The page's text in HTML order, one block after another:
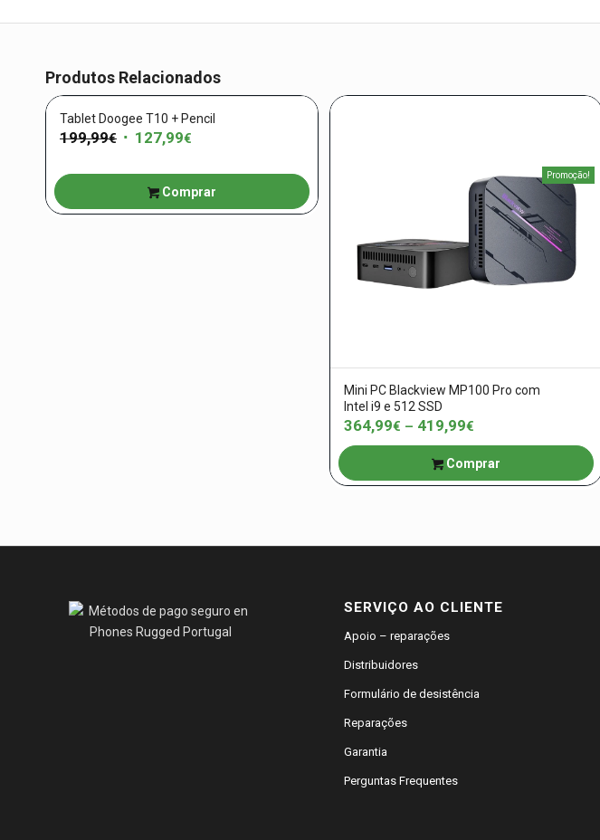
Produtos Relacionados
Tablet Doogee T10 + Pencil
199,99€ O 127,99€
é:
Comprar
Mini PC Blackview MP100 Pro com
Intel i9 e 512 SSD
364,99€ – 419,99€
range:
364,99€
through
Promoção!
Comprar
SERVIÇO AO CLIENTE
Apoio – reparações
Distribuidores
Formulário de desistência
Reparações
Garantia
Perguntas Frequentes